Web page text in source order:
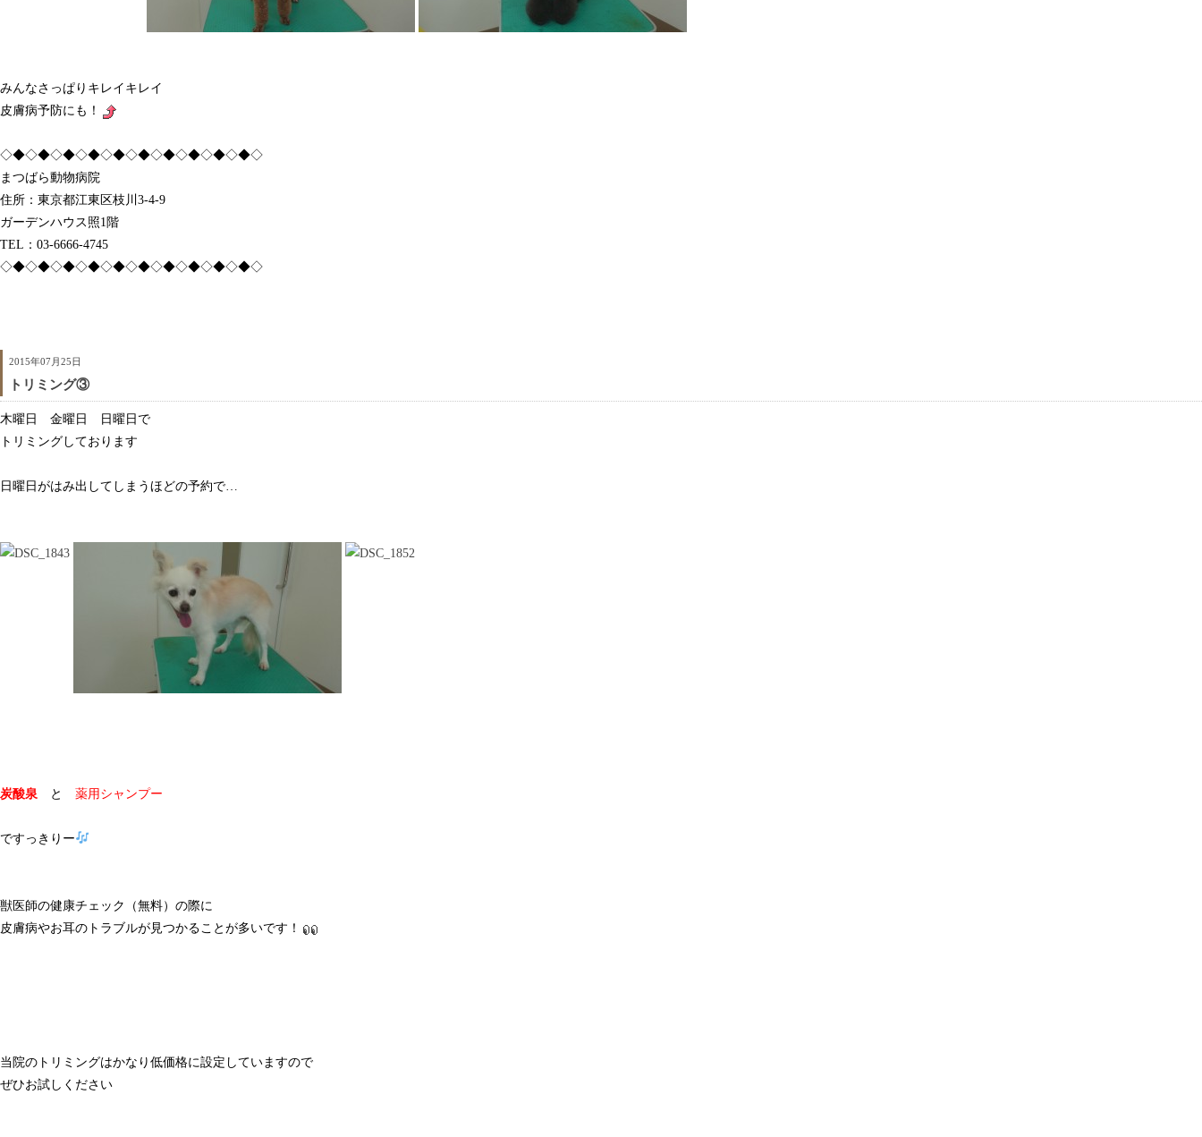
みんなさっぱりキレイキレイ
皮膚病予防にも！
◇◆◇◆◇◆◇◆◇◆◇◆◇◆◇◆◇◆◇◆◇
まつばら動物病院
住所：東京都江東区枝川3-4-9
ガーデンハウス照1階
TEL：03-6666-4745
◇◆◇◆◇◆◇◆◇◆◇◆◇◆◇◆◇◆◇◆◇
2015年07月25日
トリミング③
木曜日 金曜日 日曜日で
トリミングしております
日曜日がはみ出してしまうほどの予約で…
炭酸泉 と 薬用シャンプー
ですっきりー
獣医師の健康チェック（無料）の際に
皮膚病やお耳のトラブルが見つかることが多いです！
当院のトリミングはかなり低価格に設定していますので
ぜひお試しください